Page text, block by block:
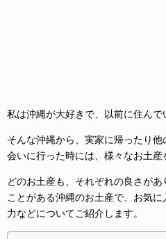
私は沖縄が大好きで、以前に住んで
そんな沖縄から、実家に帰ったり
会いに行った時には、様々なお土産
どのお土産も、それぞれの良さが
ことがある沖縄のお土産で、お気
力などについてご紹介します。